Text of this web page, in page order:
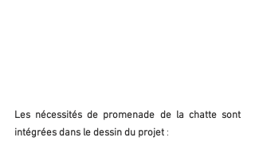
Les nécessités de promenade de la chatte sont
intégrées dans le dessin du projet :